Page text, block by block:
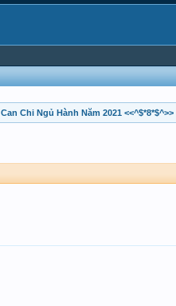
Can Chi Ngủ Hành Năm 2021 <<^$*8*$^>>